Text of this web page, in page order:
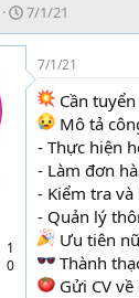
N
g
à
y
g
7/1/21
1
0
7/1/21
Cần tuyển
Mô tả
- Thực hiện
- Làm đơn
- Kiểm tra
- Quản lý
Ưu tiên
Thành
Gửi CV